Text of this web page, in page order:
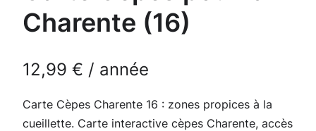
Charente (16)
12,99 € / année
Carte Cèpes Charente 16 : zones propices à la
cueillette. Carte interactive cèpes Charente, accès